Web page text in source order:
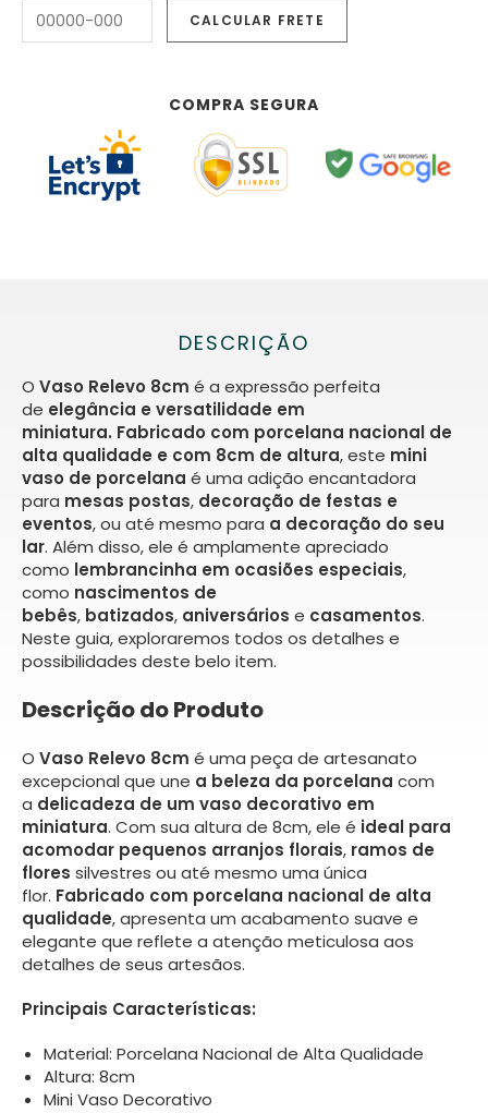
COMPRA SEGURA
DESCRIÇÃO
O Vaso Relevo 8cm é a expressão perfeita
de elegância e versatilidade em
miniatura. Fabricado com porcelana nacional de
alta qualidade e com 8cm de altura, este mini
vaso de porcelana é uma adição encantadora
para mesas postas, decoração de festas e
eventos, ou até mesmo para a decoração do seu
lar. Além disso, ele é amplamente apreciado
como lembrancinha em ocasiões especiais,
como nascimentos de
bebês, batizados, aniversários e casamentos.
Neste guia, exploraremos todos os detalhes e
possibilidades deste belo item.
Descrição do Produto
O Vaso Relevo 8cm é uma peça de artesanato
excepcional que une a beleza da porcelana com
a delicadeza de um vaso decorativo em
miniatura. Com sua altura de 8cm, ele é ideal para
acomodar pequenos arranjos florais, ramos de
flores silvestres ou até mesmo uma única
flor. Fabricado com porcelana nacional de alta
qualidade, apresenta um acabamento suave e
elegante que reflete a atenção meticulosa aos
detalhes de seus artesãos.
Principais Características:
Material: Porcelana Nacional de Alta Qualidade
Altura: 8cm
Mini Vaso Decorativo